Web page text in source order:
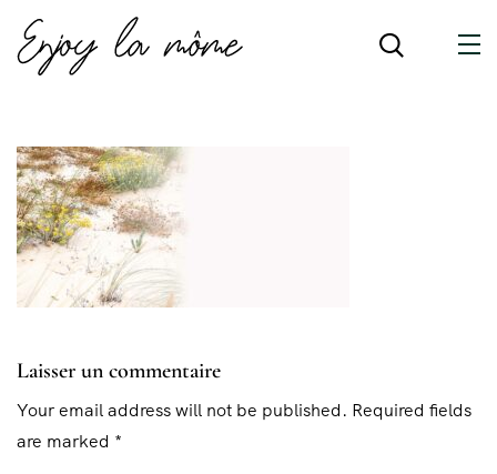
Laisser un commentaire
Your email address will not be published. Required fields
are marked *